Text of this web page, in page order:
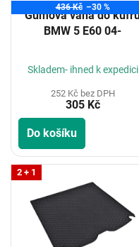
436 Kč –30 %
Gumová vana do kufru
BMW 5 E60 04-
Skladem- ihned k expedici
252 Kč bez DPH
305 Kč
Do košíku
2 + 1